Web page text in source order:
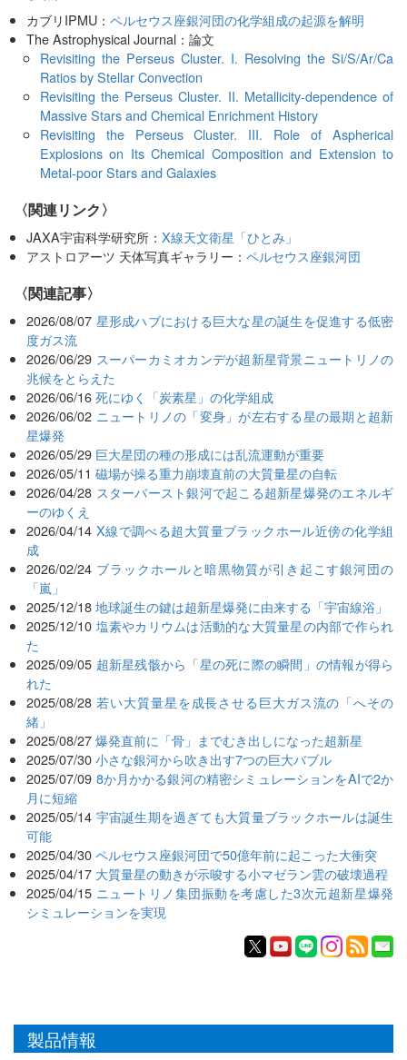
カブリIPMU：ペルセウス座銀河団の化学組成の起源を解明
The Astrophysical Journal：論文
Revisiting the Perseus Cluster. I. Resolving the Si/S/Ar/Ca
Ratios by Stellar Convection
Revisiting the Perseus Cluster. II. Metallicity-dependence of
Massive Stars and Chemical Enrichment History
Revisiting the Perseus Cluster. III. Role of Aspherical
Explosions on Its Chemical Composition and Extension to
Metal-poor Stars and Galaxies
〈関連リンク〉
JAXA宇宙科学研究所：X線天文衛星「ひとみ」
アストロアーツ 天体写真ギャラリー：ペルセウス座銀河団
関連記事
2026/08/07 星形成ハブにおける巨大な星の誕生を促進する低密
度ガス流
2026/06/29 スーパーカミオカンデが超新星背景ニュートリノの
兆候をとらえた
2026/06/16 死にゆく「炭素星」の化学組成
2026/06/02 ニュートリノの「変身」が左右する星の最期と超新
星爆発
2026/05/29 巨大星団の種の形成には乱流運動が重要
2026/05/11 磁場が操る重力崩壊直前の大質量星の自転
2026/04/28 スターバースト銀河で起こる超新星爆発のエネルギ
ーのゆくえ
2026/04/14 X線で調べる超大質量ブラックホール近傍の化学組
成
2026/02/24 ブラックホールと暗黒物質が引き起こす銀河団の
「嵐」
2025/12/18 地球誕生の鍵は超新星爆発に由来する「宇宙線浴」
2025/12/10 塩素やカリウムは活動的な大質量星の内部で作られ
た
2025/09/05 超新星残骸から「星の死に際の瞬間」の情報が得ら
れた
2025/08/28 若い大質量星を成長させる巨大ガス流の「へその
緒」
2025/08/27 爆発直前に「骨」までむき出しになった超新星
2025/07/30 小さな銀河から吹き出す7つの巨大バブル
2025/07/09 8か月かかる銀河の精密シミュレーションをAIで2か
月に短縮
2025/05/14 宇宙誕生期を過ぎても大質量ブラックホールは誕生
可能
2025/04/30 ペルセウス座銀河団で50億年前に起こった大衝突
2025/04/17 大質量星の動きが示唆する小マゼラン雲の破壊過程
2025/04/15 ニュートリノ集団振動を考慮した3次元超新星爆発
シミュレーションを実現
製品情報